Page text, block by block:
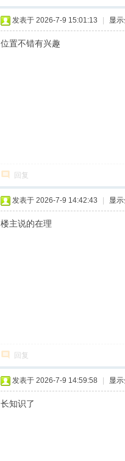
发表于 2026-7-9 15:01:13 显
位置不错有兴趣
回复
发表于 2026-7-9 14:42:43 显
楼主说的在理
回复
发表于 2026-7-9 14:59:58 显
长知识了